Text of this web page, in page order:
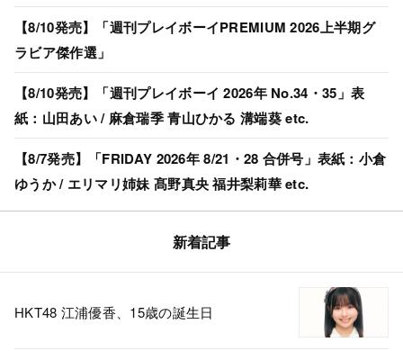
【8/10発売】「週刊プレイボーイPREMIUM 2026上半期グ
ラビア傑作選」
【8/10発売】「週刊プレイボーイ 2026年 No.34・35」表
紙：山田あい / 麻倉瑞季 青山ひかる 溝端葵 etc.
【8/7発売】「FRIDAY 2026年 8/21・28 合併号」表紙：小倉
ゆうか / エリマリ姉妹 髙野真央 福井梨莉華 etc.
新着記事
HKT48 江浦優香、15歳の誕生日